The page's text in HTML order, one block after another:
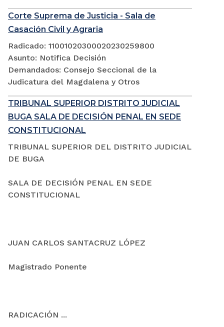
Corte Suprema de Justicia - Sala de
Casación Civil y Agraria
Radicado: 11001020300020230259800
Asunto: Notifica Decisión
Demandados: Consejo Seccional de la
Judicatura del Magdalena y Otros
TRIBUNAL SUPERIOR DISTRITO JUDICIAL
BUGA SALA DE DECISIÓN PENAL EN SEDE
CONSTITUCIONAL
TRIBUNAL SUPERIOR DEL DISTRITO JUDICIAL
DE BUGA
SALA DE DECISIÓN PENAL EN SEDE
CONSTITUCIONAL
JUAN CARLOS SANTACRUZ LÓPEZ
Magistrado Ponente
RADICACIÓN ...